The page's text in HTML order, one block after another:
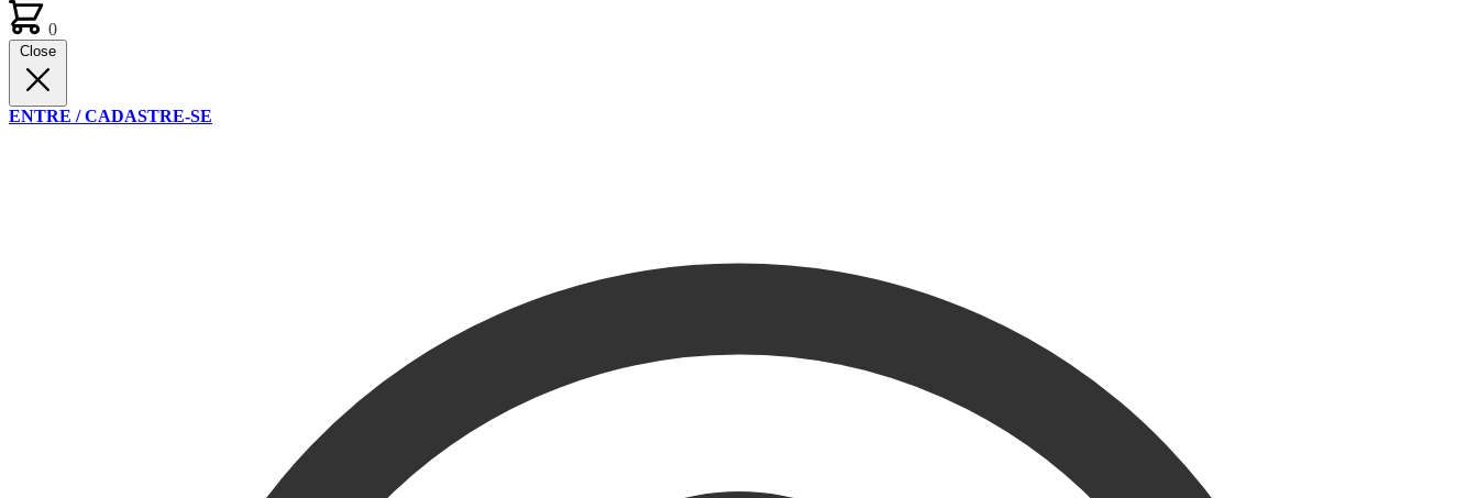
0
Close
ENTRE / CADASTRE-SE